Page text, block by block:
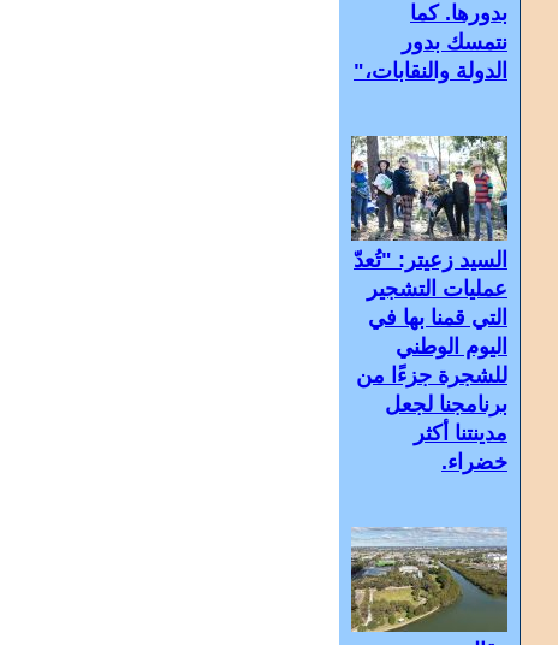
بدورها. كما
نتمسك بدور
الدولة والنقابات،"
السيد زعيتر: "تُعدّ
عمليات التشجير
التي قمنا بها في
اليوم الوطني
للشجرة جزءًا من
برنامجنا لجعل
مدينتنا أكثر
خضراء.